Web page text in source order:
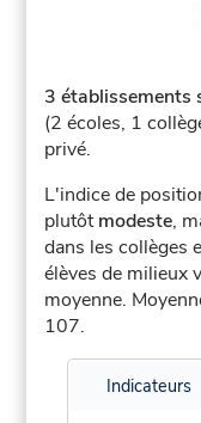
3 établissements
(2 écoles, 1
privé.
L'indice de
plutôtmodeste,
dans les collèges
élèves de milieux
moyenne.
107.
Indicateurs